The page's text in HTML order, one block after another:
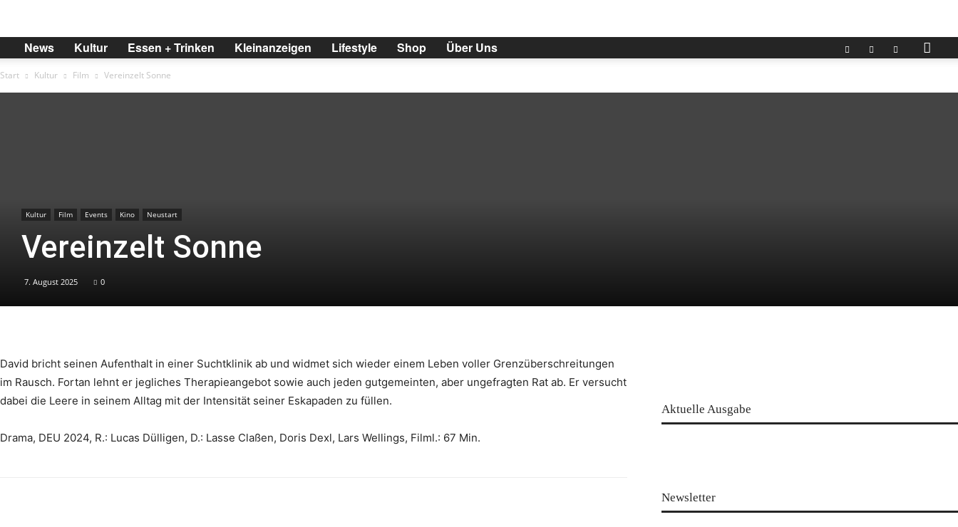
News Kultur Essen + Trinken Kleinanzeigen Lifestyle Shop Über Uns
Start Kultur Film Vereinzelt Sonne
Kultur Film Events Kino Neustart
Vereinzelt Sonne
7. August 2025 0
David bricht seinen Aufenthalt in einer Suchtklinik ab und widmet sich wieder einem Leben voller Grenzüberschreitungen
im Rausch. Fortan lehnt er jegliches Therapieangebot sowie auch jeden gutgemeinten, aber ungefragten Rat ab. Er versucht
dabei die Leere in seinem Alltag mit der Intensität seiner Eskapaden zu füllen.
Drama, DEU 2024, R.: Lucas Dülligen, D.: Lasse Claßen, Doris Dexl, Lars Wellings, Filml.: 67 Min.
Aktuelle Ausgabe
Newsletter